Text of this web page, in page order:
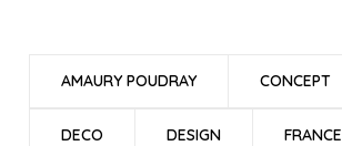
AMAURY POUDRAY CONCEPT
DECO DESIGN FRANCE